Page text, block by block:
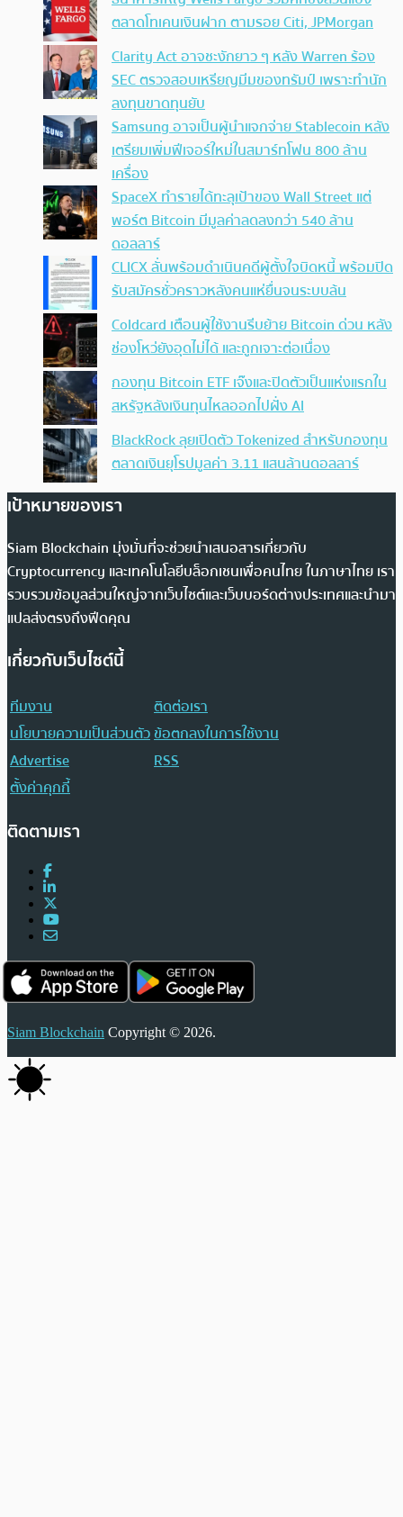
ตลาดโทเคนเงินฝาก ตามรอย Citi, JPMorgan
Clarity Act อาจชะงักยาว ๆ หลัง Warren ร้อง
SEC ตรวจสอบเหรียญมีมของทรัมป์ เพราะทำนัก
ลงทุนขาดทุนยับ
Samsung อาจเป็นผู้นำแจกจ่าย Stablecoin หลัง
เตรียมเพิ่มฟีเจอร์ใหม่ในสมาร์ทโฟน 800 ล้าน
เครื่อง
SpaceX ทำรายได้ทะลุเป้าของ Wall Street แต่
พอร์ต Bitcoin มีมูลค่าลดลงกว่า 540 ล้าน
ดอลลาร์
CLICX ลั่นพร้อมดำเนินคดีผู้ตั้งใจบิดหนี้ พร้อมปิด
รับสมัครชั่วคราวหลังคนแห่ยื่นจนระบบล้น
Coldcard เตือนผู้ใช้งานรีบย้าย Bitcoin ด่วน หลัง
ช่องโหว่ยังอุดไม่ได้ และถูกเจาะต่อเนื่อง
กองทุน Bitcoin ETF เจ๊งและปิดตัวเป็นแห่งแรกใน
สหรัฐหลังเงินทุนไหลออกไปฝั่ง AI
BlackRock ลุยเปิดตัว Tokenized สำหรับกองทุน
ตลาดเงินยุโรปมูลค่า 3.11 แสนล้านดอลลาร์
เป้าหมายของเรา
Siam Blockchain มุ่งมั่นที่จะช่วยนำเสนอสารเกี่ยวกับ
Cryptocurrency และเทคโนโลยีบล็อกเชนเพื่อคนไทย ในภาษาไทย เรา
รวบรวมข้อมูลส่วนใหญ่จากเว็บไซต์และเว็บบอร์ดต่างประเทศและนำมา
แปลส่งตรงถึงฟีดคุณ
เกี่ยวกับเว็บไซต์นี้
ทีมงาน
ติดต่อเรา
นโยบายความเป็นส่วนตัวข้อตกลงในการใช้งาน
Advertise
RSS
ตั้งค่าคุกกี้
ติดตามเรา
Siam Blockchain Copyright © 2026.